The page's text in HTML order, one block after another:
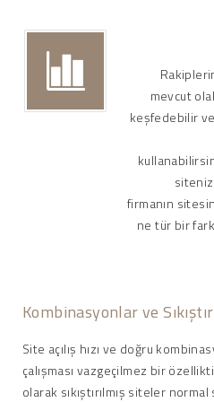
mevcut
keşfedebilir
firmanın
ne tür bir
Kombinasyonlar ve
Site açılış hızı ve doğru
çalışması vazgeçilmez bir
olarak sıkıştırılmış siteler